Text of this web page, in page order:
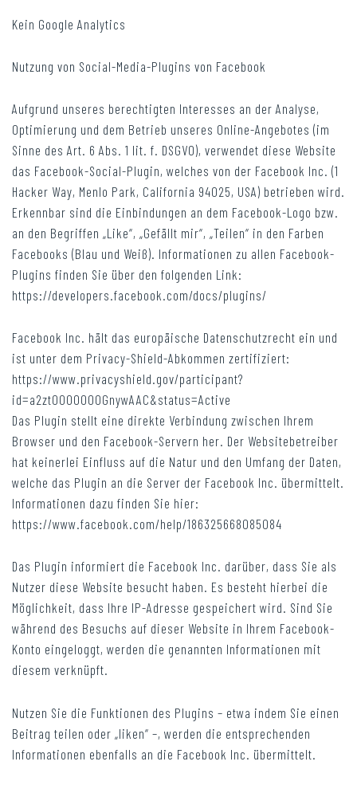
Kein Google Analytics
Nutzung von Social-Media-Plugins von Facebook
Aufgrund unseres berechtigten Interesses an der Analyse,
Optimierung und dem Betrieb unseres Online-Angebotes (im
Sinne des Art. 6 Abs. 1 lit. f. DSGVO), verwendet diese Website
das Facebook-Social-Plugin, welches von der Facebook Inc. (1
Hacker Way, Menlo Park, California 94025, USA) betrieben wird.
Erkennbar sind die Einbindungen an dem Facebook-Logo bzw.
an den Begriffen „Like“, „Gefällt mir“, „Teilen“ in den Farben
Facebooks (Blau und Weiß). Informationen zu allen Facebook-
Plugins finden Sie über den folgenden Link:
https://developers.facebook.com/docs/plugins/
Facebook Inc. hält das europäische Datenschutzrecht ein und
ist unter dem Privacy-Shield-Abkommen zertifiziert:
https://www.privacyshield.gov/participant?
id=a2zt0000000GnywAAC&status=Active
Das Plugin stellt eine direkte Verbindung zwischen Ihrem
Browser und den Facebook-Servern her. Der Websitebetreiber
hat keinerlei Einfluss auf die Natur und den Umfang der Daten,
welche das Plugin an die Server der Facebook Inc. übermittelt.
Informationen dazu finden Sie hier:
https://www.facebook.com/help/186325668085084
Das Plugin informiert die Facebook Inc. darüber, dass Sie als
Nutzer diese Website besucht haben. Es besteht hierbei die
Möglichkeit, dass Ihre IP-Adresse gespeichert wird. Sind Sie
während des Besuchs auf dieser Website in Ihrem Facebook-
Konto eingeloggt, werden die genannten Informationen mit
diesem verknüpft.
Nutzen Sie die Funktionen des Plugins – etwa indem Sie einen
Beitrag teilen oder „liken“ –, werden die entsprechenden
Informationen ebenfalls an die Facebook Inc. übermittelt.